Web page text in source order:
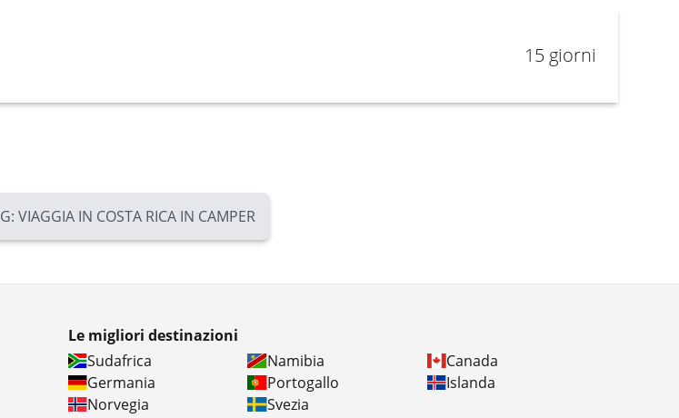
15 giorni
VIAGGIA IN COSTA RICA IN CAMPER
Le migliori destinazioni
Sudafrica
Namibia
Canada
Germania
Portogallo
Islanda
Norvegia
Svezia